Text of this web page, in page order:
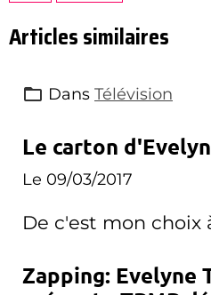
Articles similaires
Dans Télévision
Le carton
Le 09/03/2017
De c'est mon choix
Zapping: Evelyne